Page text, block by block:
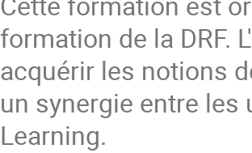
formation de la DRF.
acquérir les notions
un synergie entre
Learning.